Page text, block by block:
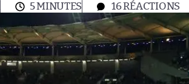
5 MINUTES 16RÉACTIONS